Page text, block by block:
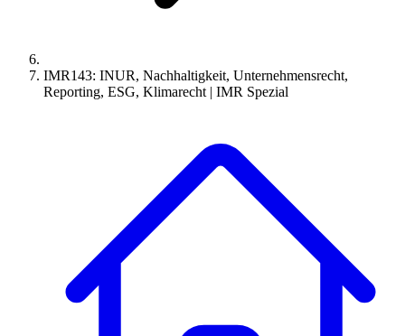
IMR143: INUR, Nachhaltigkeit, Unternehmensrecht,
Reporting, ESG, Klimarecht | IMR Spezial